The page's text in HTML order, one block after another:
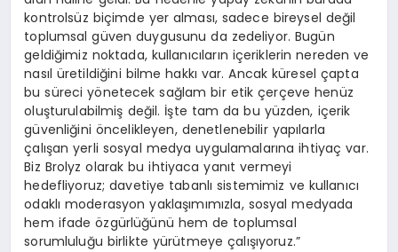
kontrolsüz biçimde yer alması, sadece bireysel değil
toplumsal güven duygusunu da zedeliyor. Bugün
geldiğimiz noktada, kullanıcıların içeriklerin nereden ve
nasıl üretildiğini bilme hakkı var. Ancak küresel çapta
bu süreci yönetecek sağlam bir etik çerçeve henüz
oluşturulabilmiş değil. İşte tam da bu yüzden, içerik
güvenliğini öncelikleyen, denetlenebilir yapılarla
çalışan yerli sosyal medya uygulamalarına ihtiyaç var.
Biz Brolyz olarak bu ihtiyaca yanıt vermeyi
hedefliyoruz; davetiye tabanlı sistemimiz ve kullanıcı
odaklı moderasyon yaklaşımımızla, sosyal medyada
hem ifade özgürlüğünü hem de toplumsal
sorumluluğu birlikte yürütmeye çalışıyoruz.”